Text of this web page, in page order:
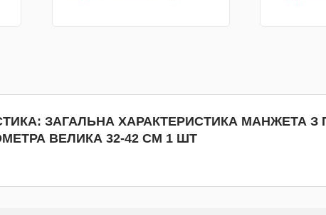
ЗАГАЛЬНА ХАРАКТЕРИСТИКА
ВЕЛИКА 32-42 СМ 1 ШТ